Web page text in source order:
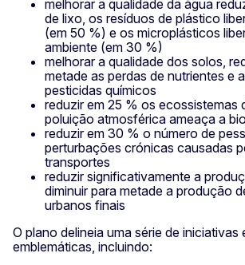
melhorar a qualidade da água
de lixo, os resíduos de plástico
(em 50 %) e os microplásticos
ambiente (em 30 %)
melhorar a qualidade dos solos,
metade as perdas de nutrientes e
pesticidas químicos
reduzir em 25 % os ecossistemas
poluição atmosférica ameaça a
reduzir em 30 % o número de
perturbações crónicas causadas
transportes
reduzir significativamente a
diminuir para metade a produção
urbanos finais
O plano delineia uma série de iniciativas
emblemáticas, incluindo: